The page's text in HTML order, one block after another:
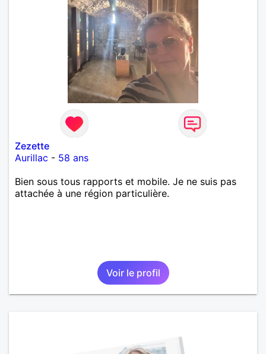
Zezette
Aurillac - 58 ans
Bien sous tous rapports et mobile. Je ne suis pas
attachée à une région particulière.
Voir le profil